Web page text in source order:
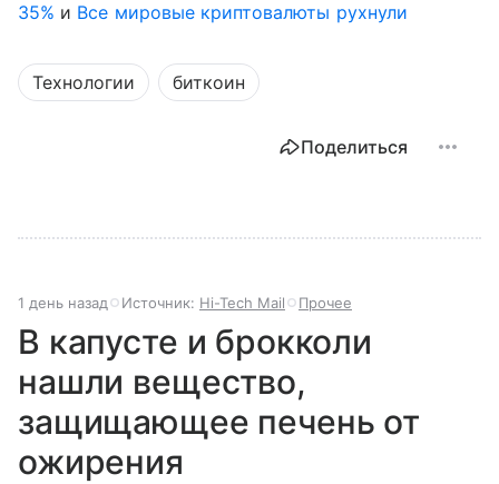
35% и Все мировые криптовалюты рухнули
Технологии биткоин
Поделиться
1 день назад Источник: Hi-Tech Mail Прочее
В капусте и брокколи
нашли вещество,
защищающее печень от
ожирения